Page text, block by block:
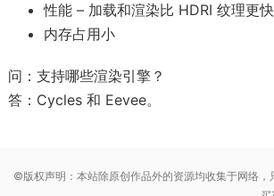
性能 – 加载和渲染比 HDRI 纹理更快
内存占用小
问：支持哪些渲染引擎？
答：Cycles 和 Eevee。
©版权声明：本站除原创作品外的资源均收集于网络，